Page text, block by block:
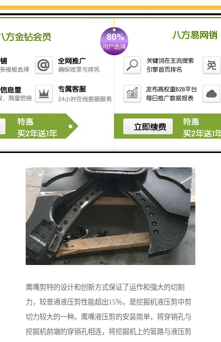
鹰嘴液压剪的安装简单，将穿销孔与挖掘机前端的穿销
孔相连，将挖掘机上的管路与液压剪相连接即可使用，
方便属具间的交替使用。液压剪可安装在各种牌子型号
的挖掘机上，只需挖掘机操作人员一人操作即可，真正
实现产品的通用性和经济性。
鹰嘴剪特的设计和创新方式保证了运作和强大的切割
力，较普通液压剪性能超出15％，是挖掘机液压剪中剪
切力较大的一种。鹰嘴液压剪的安装简单，将穿销孔与
挖掘机前端的穿销孔相连，将挖掘机上的管路与液压剪